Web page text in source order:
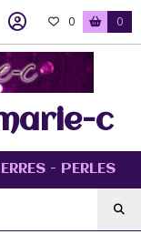
0 0
c
- PERLES